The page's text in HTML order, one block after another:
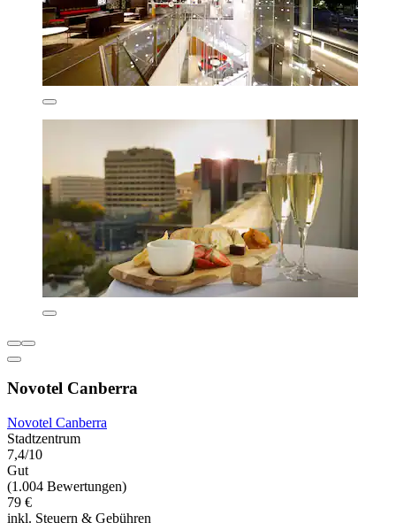
Novotel Canberra
Novotel Canberra
Stadtzentrum
7,4/10
Gut
(1.004 Bewertungen)
79 €
inkl. Steuern & Gebühren